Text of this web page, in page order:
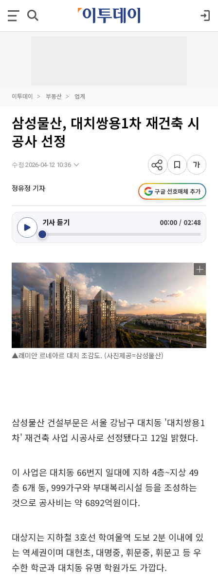
이투데이 부동산 업계
삼성물산, 대치쌍용1차 재건축 시
공사 선정
수정 2026-04-12 10:36
정유정 기자 구글 선호매체 추가
기사 듣기 00:00 / 02:48
▲래미안 르네아르 대치 조감도. (사진제공=삼성물산)
삼성물산 건설부문은 서울 강남구 대치동 '대치쌍용1
차' 재건축 사업 시공사로 선정됐다고 12일 밝혔다.
이 사업은 대치동 66번지 일대에 지하 4층~지상 49
층 6개 동, 999가구와 부대복리시설 등을 조성하는
것으로 공사비는 약 6892억원이다.
대상지는 지하철 3호선 학여울역 도보 2분 이내에 있
는 역세권이며 대현초, 대명중, 휘문중, 휘문고 등 우
수한 학군과 대치동 유명 학원가도 가깝다.